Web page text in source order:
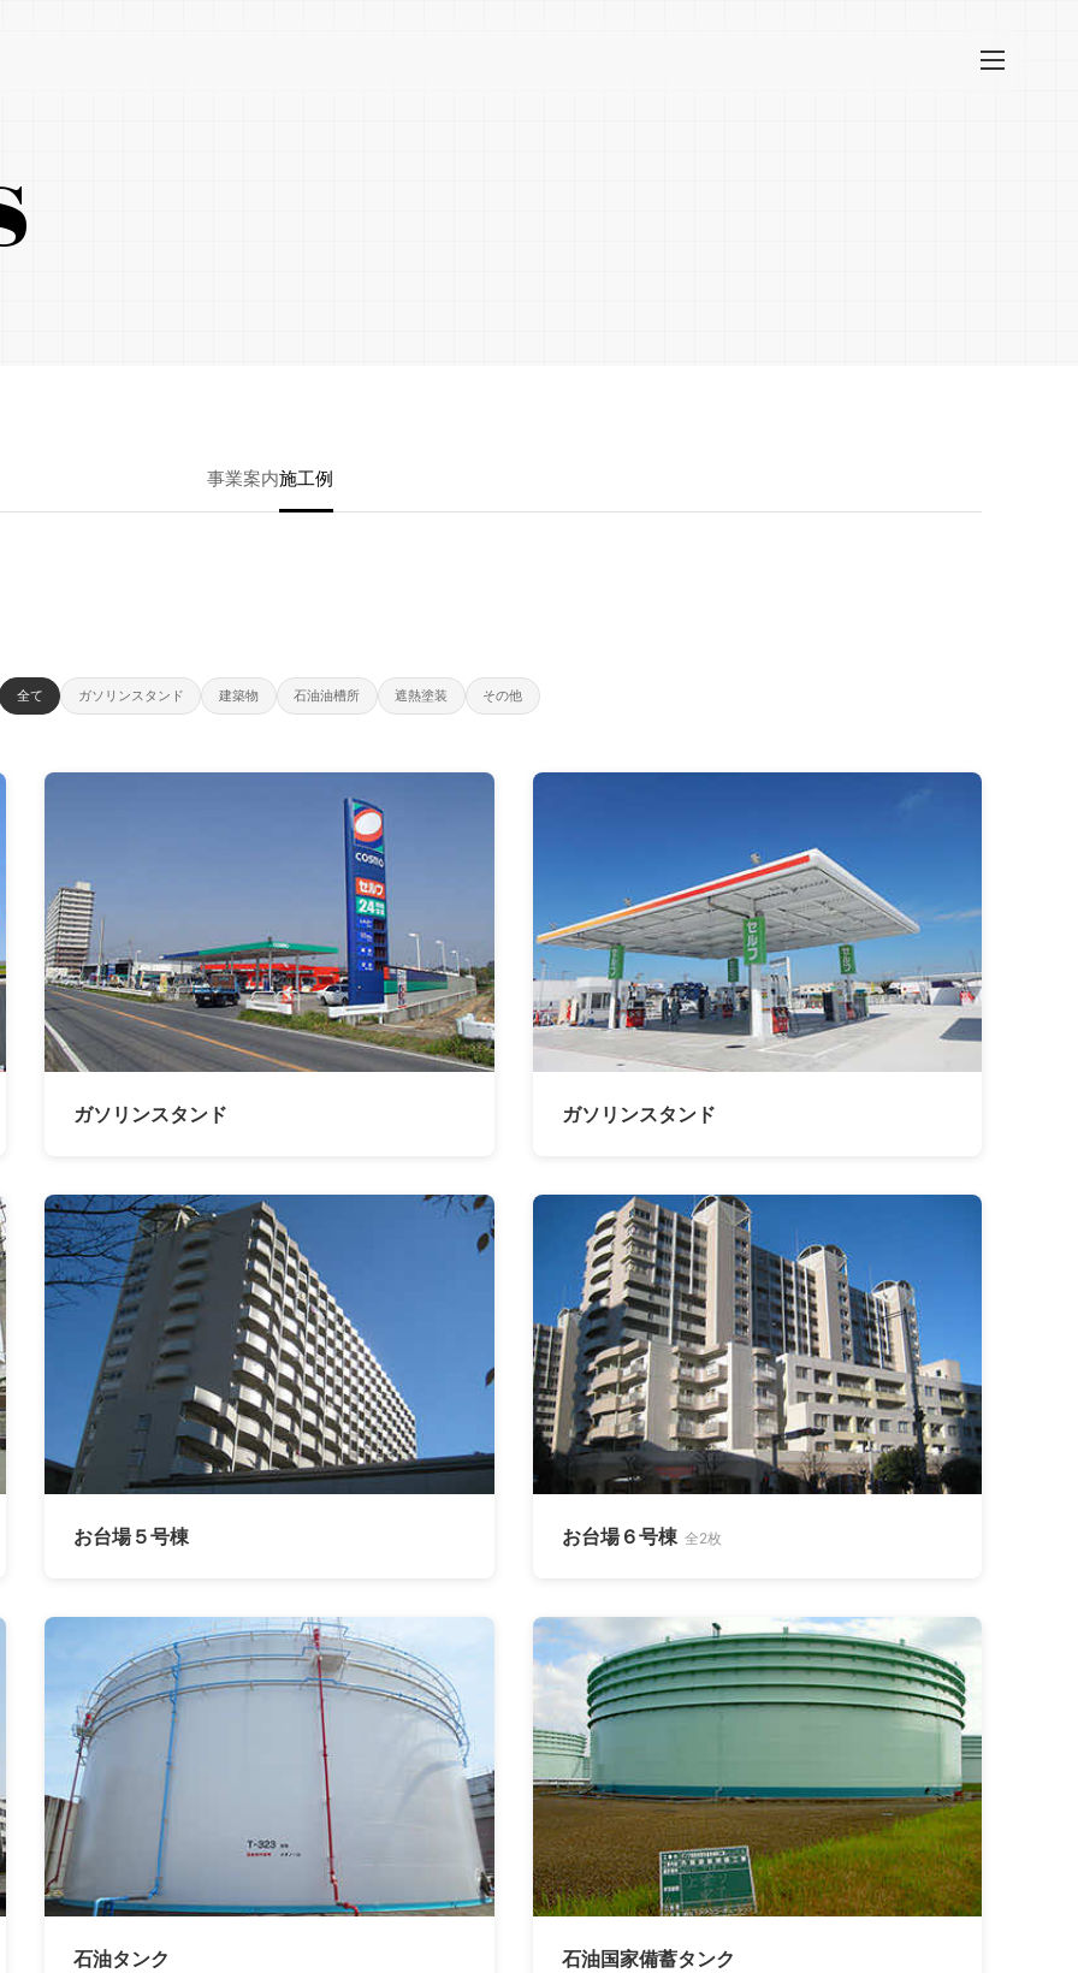
事業案内施工例
全て ガソリンスタンド 建築物 石油油槽所 遮熱塗装 その他
ガソリンスタンド ガソリンスタンド
お台場５号棟 お台場６号棟 全2枚
石油タンク 石油国家備蓄タンク